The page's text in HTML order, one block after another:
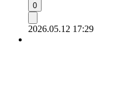
0
2026.05.12 17:29